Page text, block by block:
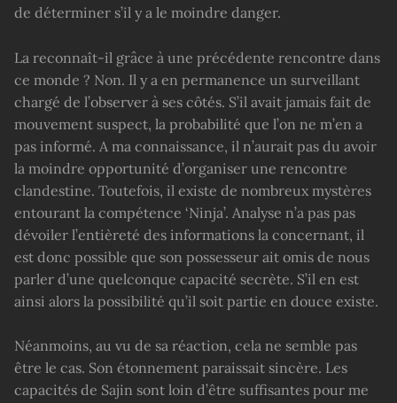
de déterminer s’il y a le moindre danger.
La reconnaît-il grâce à une précédente rencontre dans
ce monde ? Non. Il y a en permanence un surveillant
chargé de l’observer à ses côtés. S’il avait jamais fait de
mouvement suspect, la probabilité que l’on ne m’en a
pas informé. A ma connaissance, il n’aurait pas du avoir
la moindre opportunité d’organiser une rencontre
clandestine. Toutefois, il existe de nombreux mystères
entourant la compétence ‘Ninja’. Analyse n’a pas pas
dévoiler l’entièreté des informations la concernant, il
est donc possible que son possesseur ait omis de nous
parler d’une quelconque capacité secrète. S’il en est
ainsi alors la possibilité qu’il soit partie en douce existe.
Néanmoins, au vu de sa réaction, cela ne semble pas
être le cas. Son étonnement paraissait sincère. Les
capacités de Sajin sont loin d’être suffisantes pour me